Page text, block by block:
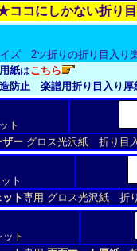
ココにしかない折り
ズ 2ツ折りの折り目入り
紙はこちら
止 楽譜用折り目入り厚
ト
ー グロス光沢紙 折り目
ト
ット専用 グロス光沢紙 折
ト